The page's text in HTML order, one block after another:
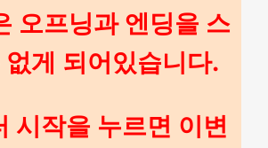
오프닝과 엔딩을 스
없게 되어있습니다.
시작을 누르면 이변